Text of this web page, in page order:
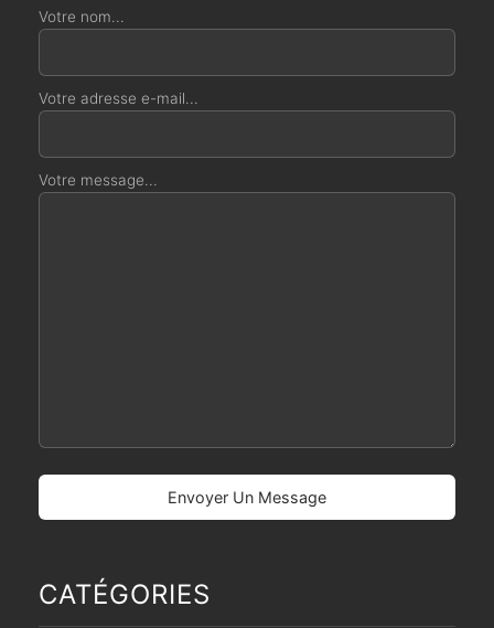
Votre nom...
Votre adresse e-mail...
Votre message...
CATÉGORIES